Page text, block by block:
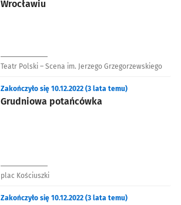
Wrocławiu
Teatr Polski – Scena im. Jerzego Grzegorzewskiego
Grudniowa potańcówka
Zakończyło się 10.12.2022 (3 lata temu)
plac Kościuszki
Zakończyło się 10.12.2022 (3 lata temu)